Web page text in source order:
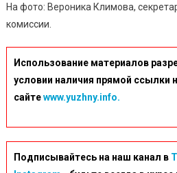
На фото: Вероника Климова,
комиссии.
Использование материалов
условии наличия прямой ссылки
сайтеwww.yuzhny.info.
Подписывайтесь на наш канал в